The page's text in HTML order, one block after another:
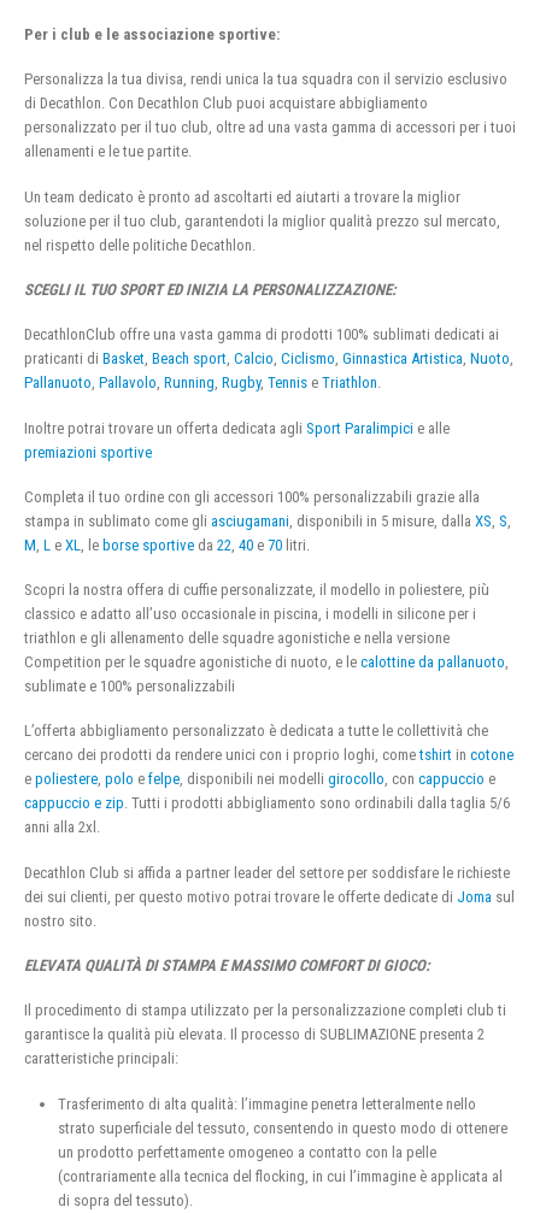
Per i club e le associazione sportive:
Personalizza la tua divisa, rendi unica la tua squadra con il servizio esclusivo
di Decathlon. Con Decathlon Club puoi acquistare abbigliamento
personalizzato per il tuo club, oltre ad una vasta gamma di accessori per i tuoi
allenamenti e le tue partite.
Un team dedicato è pronto ad ascoltarti ed aiutarti a trovare la miglior
soluzione per il tuo club, garantendoti la miglior qualità prezzo sul mercato,
nel rispetto delle politiche Decathlon.
SCEGLI IL TUO SPORT ED INIZIA LA PERSONALIZZAZIONE:
DecathlonClub offre una vasta gamma di prodotti 100% sublimati dedicati ai
praticanti di Basket, Beach sport, Calcio, Ciclismo, Ginnastica Artistica, Nuoto,
Pallanuoto, Pallavolo, Running, Rugby, Tennis e Triathlon.
Inoltre potrai trovare un offerta dedicata agli Sport Paralimpici e alle
premiazioni sportive
Completa il tuo ordine con gli accessori 100% personalizzabili grazie alla
stampa in sublimato come gli asciugamani , disponibili in 5 misure, dalla XS S
M L e XL , le borse sportive da 22 40 e 70 litri.
Scopri la nostra offera di cuffie personalizzate, il modello in poliestere, più
classico e adatto all’uso occasionale in piscina, i modelli in silicone per i
triathlon e gli allenamento delle squadre agonistiche e nella versione
Competition per le squadre agonistiche di nuoto, e le calottine da pallanuoto,
sublimate e 100% personalizzabili
L’offerta abbigliamento personalizzato è dedicata a tutte le collettività che
cercano dei prodotti da rendere unici con i proprio loghi, cometshirt in cotone
e poliestere, polo e felpe, disponibili nei modelli girocollo, con cappuccio e
cappuccio e zip. Tutti i prodotti abbigliamento sono ordinabili dalla taglia 5/6
anni alla 2xl.
Decathlon Club si affida a partner leader del settore per soddisfare le richieste
dei sui clienti, per questo motivo potrai trovare le offerte dedicate di Joma sul
nostro sito.
ELEVATA QUALITÀ DI STAMPA E MASSIMO COMFORT DI GIOCO:
Il procedimento di stampa utilizzato per la personalizzazione completi club ti
garantisce la qualità più elevata. Il processo di SUBLIMAZIONE presenta 2
caratteristiche principali:
Trasferimento di alta qualità: l’immagine penetra letteralmente nello
strato superficiale del tessuto, consentendo in questo modo di ottenere
un prodotto perfettamente omogeneo a contatto con la pelle
(contrariamente alla tecnica del flocking, in cui l’immagine è applicata al
di sopra del tessuto).